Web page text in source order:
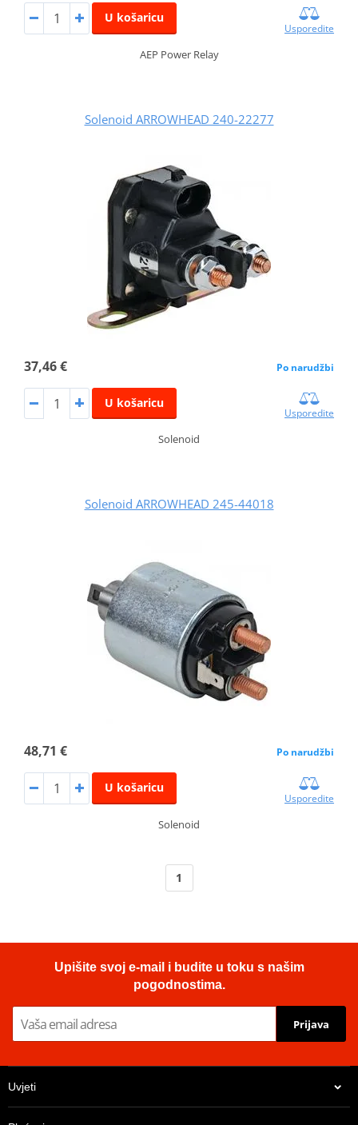
U košaricu
Usporedite
AEP Power Relay
Solenoid ARROWHEAD 240-22277
37,46 € Po narudžbi
U košaricu
Usporedite
Solenoid
Solenoid ARROWHEAD 245-44018
48,71 € Po narudžbi
U košaricu
Usporedite
Solenoid
1
Upišite svoj e-mail i budite u toku s našim
pogodnostima.
Prijava
Uvjeti